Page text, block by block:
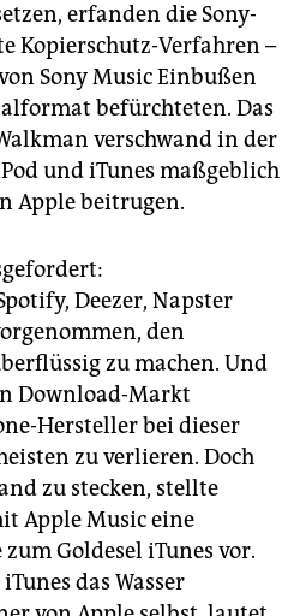
erfanden die Sony-
Kopierschutz-Verfahren –
Sony Music Einbußen
befürchteten. Das
verschwand in der
und iTunes maßgeblich
Apple beitrugen.
Deezer, Napster
den
zu machen. Und
Download-Markt
Hersteller bei dieser
zu verlieren. Doch
zu stecken, stellte
Apple Music eine
Goldesel iTunes vor.
das Wasser